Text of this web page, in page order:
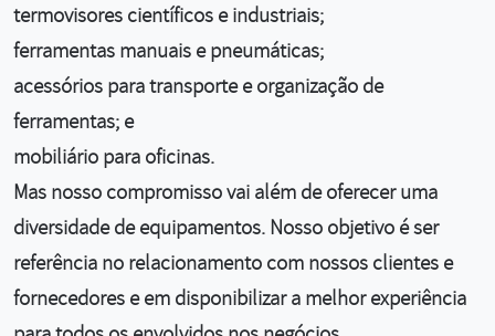
termovisores científicos e industriais;
ferramentas manuais e pneumáticas;
acessórios para transporte e organização de
ferramentas; e
mobiliário para oficinas.
Mas nosso compromisso vai além de oferecer uma
diversidade de equipamentos. Nosso objetivo é ser
referência no relacionamento com nossos clientes e
fornecedores e em disponibilizar a melhor experiência